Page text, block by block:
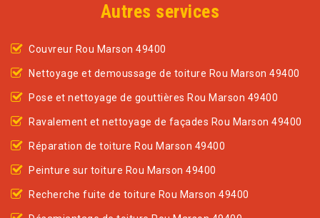
Autres services
Couvreur Rou Marson 49400
Nettoyage et demoussage de toiture Rou Marson 49400
Pose et nettoyage de gouttières Rou Marson 49400
Ravalement et nettoyage de façades Rou Marson 49400
Réparation de toiture Rou Marson 49400
Peinture sur toiture Rou Marson 49400
Recherche fuite de toiture Rou Marson 49400